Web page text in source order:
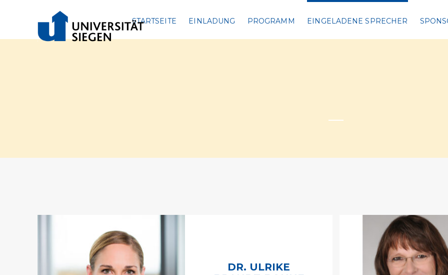
STARTSEITE EINLADUNG PROGRAMM EINGELADENE SPRECHER
DR. ULRIKE